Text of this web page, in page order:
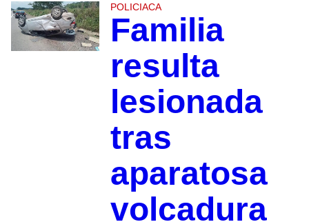
POLICIACA
Familia
resulta
lesionada
tras
aparatosa
volcadura